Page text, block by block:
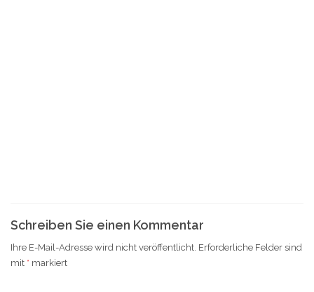
Schreiben Sie einen Kommentar
Ihre E-Mail-Adresse wird nicht veröffentlicht. Erforderliche Felder sind
mit * markiert